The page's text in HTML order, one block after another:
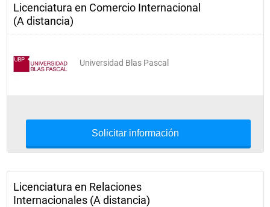
Licenciatura en Comercio Internacional
(A distancia)
Universidad Blas Pascal
Solicitar información
Licenciatura en Relaciones
Internacionales (A distancia)